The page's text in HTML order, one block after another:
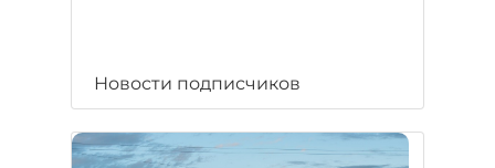
Новости подписчиков